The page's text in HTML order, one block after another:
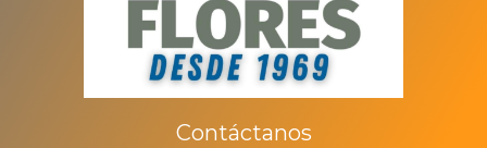
Contáctanos